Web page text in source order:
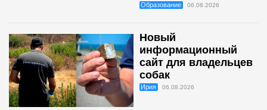
Образование 06.08.2026
Новый
информационный
сайт для владельцев
собак
Ирия 06.08.2026